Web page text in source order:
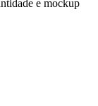
e mockup